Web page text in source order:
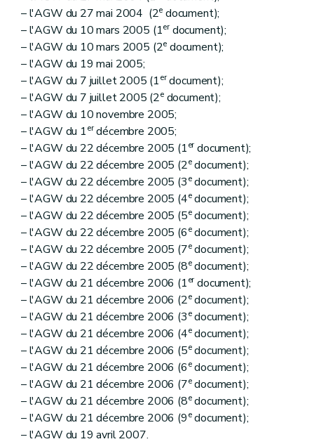
– l'AGW du 27 mai 2004 (2e document);
– l'AGW du 10 mars 2005 (1erdocument);
– l'AGW du 10 mars 2005 (2e document);
– l'AGW du 19 mai 2005;
– l'AGW du 7 juillet 2005 (1erdocument);
– l'AGW du 7 juillet 2005 (2edocument);
– l'AGW du 10 novembre 2005;
– l'AGW du 1erdécembre 2005;
– l'AGW du 22 décembre 2005 (1erdocument);
– l'AGW du 22 décembre 2005 (2edocument);
– l'AGW du 22 décembre 2005 (3edocument);
– l'AGW du 22 décembre 2005 (4edocument);
– l'AGW du 22 décembre 2005 (5edocument);
– l'AGW du 22 décembre 2005 (6edocument);
– l'AGW du 22 décembre 2005 (7edocument);
– l'AGW du 22 décembre 2005 (8edocument);
– l'AGW du 21 décembre 2006 (1erdocument);
– l'AGW du 21 décembre 2006 (2edocument);
– l'AGW du 21 décembre 2006 (3edocument);
– l'AGW du 21 décembre 2006 (4edocument);
– l'AGW du 21 décembre 2006 (5edocument);
– l'AGW du 21 décembre 2006 (6edocument);
– l'AGW du 21 décembre 2006 (7edocument);
– l'AGW du 21 décembre 2006 (8edocument);
– l'AGW du 21 décembre 2006 (9edocument);
– l'AGW du 19 avril 2007.